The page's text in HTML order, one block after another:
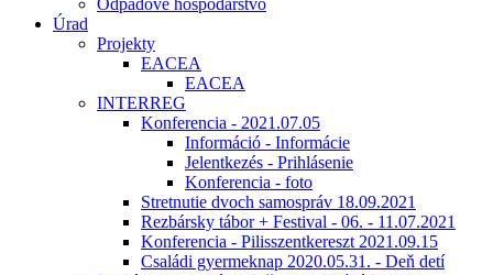
Odpadové hospodárstvo
Úrad
Projekty
EACEA
EACEA
INTERREG
Konferencia - 2021.07.05
Információ - Informácie
Jelentkezés - Prihlásenie
Konferencia - foto
Stretnutie dvoch samospráv 18.09.2021
Rezbársky tábor + Festival - 06. - 11.07.2021
Konferencia - Pilisszentkereszt 2021.09.15
Családi gyermeknap 2020.05.31. - Deň detí